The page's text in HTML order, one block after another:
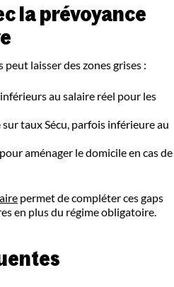
la prévoyance
peut laisser des zones grises :
au salaire réel pour les
taux Sécu, parfois inférieure au
aménager le domicile en cas de
permet de compléter ces gaps
en plus du régime obligatoire.